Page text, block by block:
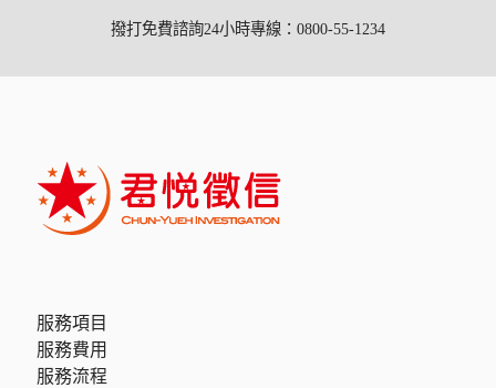
撥打免費諮詢24小時專線：0800-55-1234
服務項目
服務費用
服務流程